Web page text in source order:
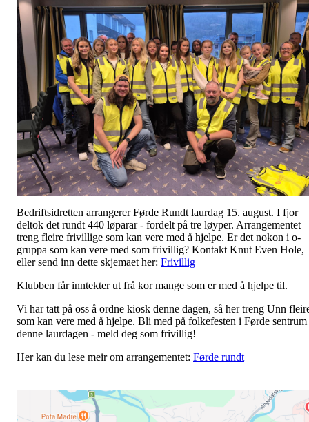
Bedriftsidretten arrangerer Førde Rundt laurdag 15. august. I fjor
deltok det rundt 440 løparar - fordelt på tre løyper. Arrangementet
treng fleire frivillige som kan vere med å hjelpe. Er det nokon i o-
gruppa som kan vere med som frivillig? Kontakt Knut Even Hole,
eller send inn dette skjemaet her: Frivillig
Klubben får inntekter ut frå kor mange som er med å hjelpe til.
Vi har tatt på oss å ordne kiosk denne dagen, så her treng Unn
som kan vere med å hjelpe. Bli med på folkefesten i Førde sentrum
denne laurdagen - meld deg som frivillig!
Her kan du lese meir om arrangementet: Førde rundt